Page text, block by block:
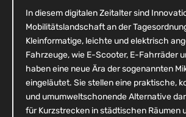
In diesem digitalen Zeitalter sind
Mobilitätslandschaft an der
Kleinformatige, leichte und elektrisch
Fahrzeuge, wie E-Scooter, E-Fahrräder
haben eine neue Ära der sogenannten
eingeläutet. Sie stellen eine praktische,
und umumweltschonende Alternative
für Kurzstrecken in städtischen Räumen